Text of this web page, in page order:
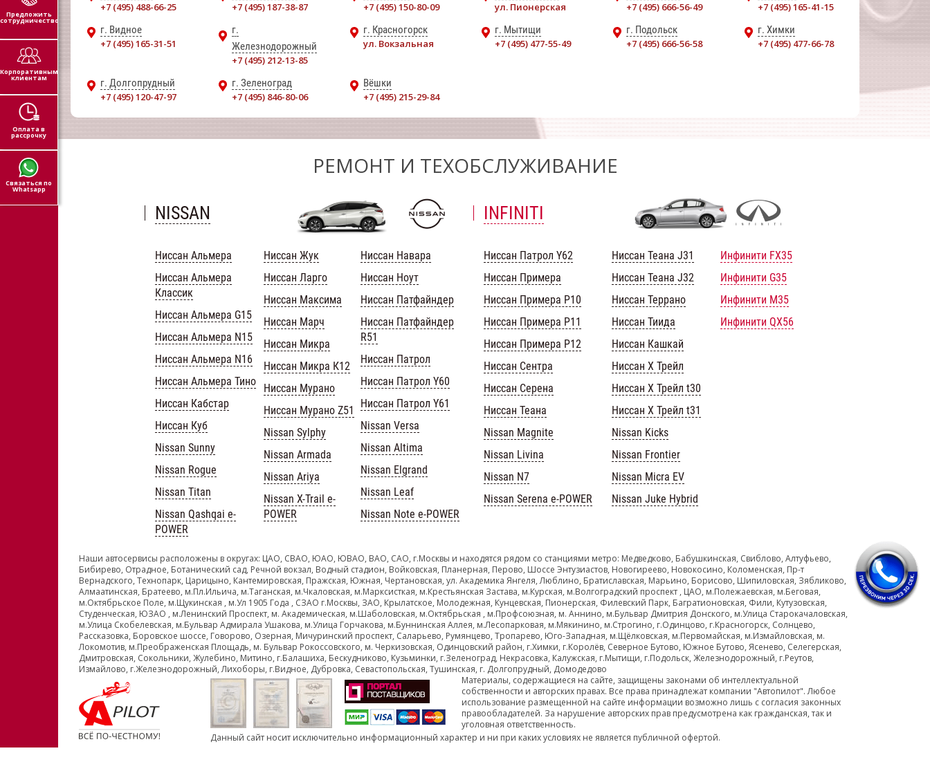
+7 (495) 488-66-25
+7 (495) 187-38-87
+7 (495) 150-80-09
ул. Пионерская
+7 (495) 666-56-49
+7 (495) 165-41-15
г. Видное
+7 (495) 165-31-51
г.
Железнодорожный
+7 (495) 212-13-85
г. Красногорск
ул. Вокзальная
г. Мытищи
+7 (495) 477-55-49
г. Подольск
+7 (495) 666-56-58
г. Химки
+7 (495) 477-66-78
г. Долгопрудный
+7 (495) 120-47-97
г. Зеленоград
+7 (495) 846-80-06
Вёшки
+7 (495) 215-29-84
РЕМОНТ И ТЕХОБСЛУЖИВАНИЕ
NISSAN INFINITI
Ниссан Альмера
Ниссан Альмера
Классик
Ниссан Альмера G15
Ниссан Альмера N15
Ниссан Альмера N16
Ниссан Альмера Тино
Ниссан Кабстар
Ниссан Куб
Nissan Sunny
Nissan Rogue
Nissan Titan
Nissan Qashqai e-
POWER
Ниссан Жук
Ниссан Ларго
Ниссан Максима
Ниссан Марч
Ниссан Микра
Ниссан Микра К12
Ниссан Мурано
Ниссан Мурано Z51
Nissan Sylphy
Nissan Armada
Nissan Ariya
Nissan X-Trail e-
POWER
Ниссан Навара
Ниссан Ноут
Ниссан Патфайндер
Ниссан Патфайндер
R51
Ниссан Патрол
Ниссан Патрол Y60
Ниссан Патрол Y61
Nissan Versa
Nissan Altima
Nissan Elgrand
Nissan Leaf
Nissan Note e-POWER
Ниссан Патрол Y62
Ниссан Примера
Ниссан Примера Р10
Ниссан Примера Р11
Ниссан Примера Р12
Ниссан Сентра
Ниссан Серена
Ниссан Теана
Nissan Magnite
Nissan Livina
Nissan N7
Nissan Serena e-POWER
Ниссан Теана J31
Ниссан Теана J32
Ниссан Террано
Ниссан Тиида
Ниссан Кашкай
Ниссан Х Трейл
Ниссан Х Трейл t30
Ниссан Х Трейл t31
Nissan Kicks
Nissan Frontier
Nissan Micra EV
Nissan Juke Hybrid
Инфинити FX35
Инфинити G35
Инфинити M35
Инфинити QX56
Наши автосервисы расположены в округах: ЦАО, СВАО, ЮАО, ЮВАО, ВАО, САО, г.Москвы и находятся рядом со станциями метро: Медведково, Бабушкинская, Свиблово, Алтуфьево,
Бибирево, Отрадное, Ботанический сад, Речной вокзал, Водный стадион, Войковская, Планерная, Перово, Шоссе Энтузиастов, Новогиреево, Новокосино, Коломенская, Пр-т
Вернадского, Технопарк, Царицыно, Кантемировская, Пражская, Южная, Чертановская, ул. Академика Янгеля, Люблино, Братиславская, Марьино, Борисово, Шипиловская, Зябликово,
Алмаатинская, Братеево, м.Пл.Ильича, м.Таганская, м.Чкаловская, м.Марксисткая, м.Крестьянская Застава, м.Курская, м.Волгоградский проспект , ЦАО, м.Полежаевская, м.Беговая,
м.Октябрьское Поле, м.Щукинская , м.Ул 1905 Года , СЗАО г.Москвы, ЗАО, Крылатское, Молодежная, Кунцевская, Пионерская, Филевский Парк, Багратионовская, Фили, Кутузовская,
Студенческая, ЮЗАО , м.Ленинский Проспект, м. Академическая, м.Шаболовская, м.Октябрьская , м.Профсоюзная, м. Аннино, м.Бульвар Дмитрия Донского, м.Улица Старокачаловская,
м.Улица Скобелевская, м.Бульвар Адмирала Ушакова, м.Улица Горчакова, м.Буннинская Аллея, м.Лесопарковая, м.Мякинино, м.Строгино, г.Одинцово, г.Красногорск, Солнцево,
Рассказовка, Боровское шоссе, Говорово, Озерная, Мичуринский проспект, Саларьево, Румянцево, Тропарево, Юго-Западная, м.Щёлковская, м.Первомайская, м.Измайловская, м.
Локомотив, м.Преображенская Площадь, м. Бульвар Рокоссовского, м. Черкизовская, Одинцовский район, г.Химки, г.Королёв, Северное Бутово, Южное Бутово, Ясенево, Селегерская,
Дмитровская, Сокольники, Жулебино, Митино, г.Балашиха, Бескудниково, Кузьминки, г.Зеленоград, Некрасовка, Калужская, г.Мытищи, г.Подольск, Железнодорожный, г.Реутов,
Измайлово, г.Железнодорожный, Лихоборы, г.Видное, Дубровка, Севастопольская, Тушинская, г. Долгопрудный, Домодедово
Материалы, содержащиеся на сайте, защищены законами об интеллектуальной
собственности и авторских правах. Все права принадлежат компании "Автопилот". Любое
использование размещенной на сайте информации возможно лишь с согласия законных
правообладателей. За нарушение авторских прав предусмотрена как гражданская, так и
уголовная ответственность.
Данный сайт носит исключительно информационный характер и ни при каких условиях не является публичной офертой.
Предложить
сотрудничество
Корпоративным
клиентам
Оплата в
рассрочку
Связаться по
Whatsapp